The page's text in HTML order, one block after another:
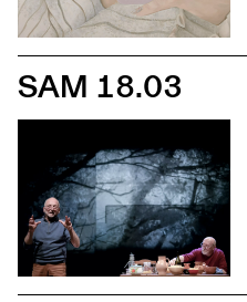
SAM 18.03